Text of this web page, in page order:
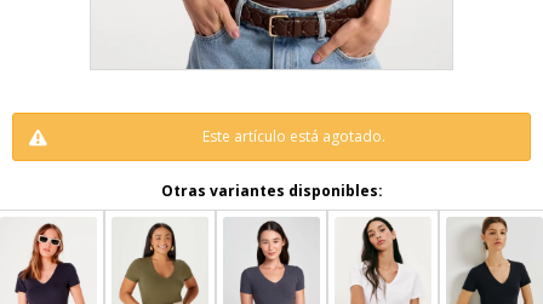
Este artículo está agotado.
Otras variantes disponibles: